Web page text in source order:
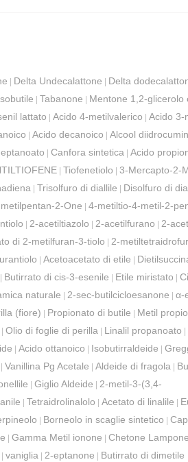
| Delta Undecalattone | Delta
| Tabanone | Mentone 1,2-glicerolo
lattato | Acido 4-metilvalerico | Acido 3-
| Acido decanoico | Alcool
| Canfora sintetica | Acido
| Tiofenetiolo | 3-Mercapto-2-
| Trisolfuro di diallile | Disolfuro di
2-One | 4-metiltio-4-metil-2-
| 2-acetiltiazolo | 2-acetilfurano | 2-
di 2-metilfuran-3-tiolo | 2-
| Acetoacetato di etile |
| Butirrato di cis-3-esenile | Etile miristato |
naturale | 2-sec-butilcicloesanone | α-
(fiore) | Propionato di butile | Metil
| Olio di foglie di perilla | Linalil propanoato |
| Acido ottanoico | Isobutirraldeide |
| Vanillina Pg Acetale | Aldeide di fragola |
| Giglio Aldeide | 2-metil-3-(3,4-
| Tetraidrolinalolo | Acetato di linalile |
| Borneolo in scaglie sintetico |
| Gamma Metil ionone | Chetone Lampone
| vaniglia | 2-eptanone | Butirrato di